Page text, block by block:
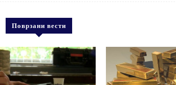
Поврзани вести